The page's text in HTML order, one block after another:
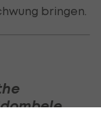
bringen.